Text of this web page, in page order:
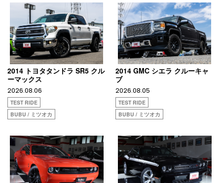
2014 トヨタタンドラ SR5 クル
ーマックス
2026.08.06
TEST RIDE
BUBU / ミツオカ
2014 GMC シエラ クルーキャ
ブ
2026.08.05
TEST RIDE
BUBU / ミツオカ